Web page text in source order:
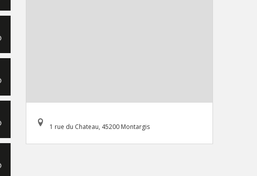
1 rue du Chateau, 45200 Montargis